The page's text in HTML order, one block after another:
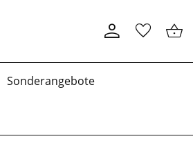
Sonderangebote